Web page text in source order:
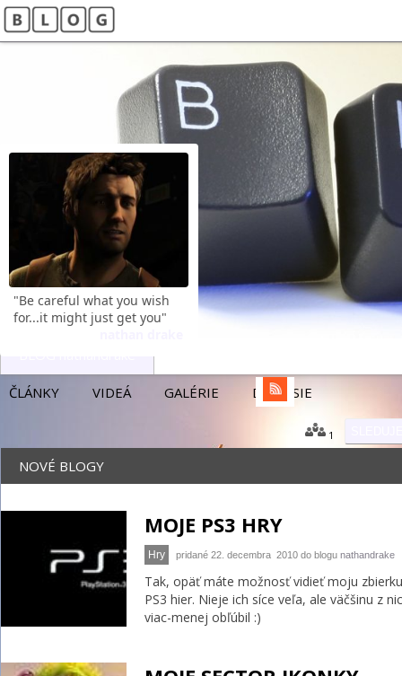
ČLÁNKY VIDEÁ GALÉRIE DISKUSIE
1
"Be careful what you wish
for...it might just get you"
NOVÉ BLOGY
MOJE PS3 HRY
Hry pridané 22. decembra 2010 do blogunathandrake
Tak, opäť máte možnosť vidieť moju
PS3 hier. Nieje ich síce veľa, ale väčšinu z
viac-menej obľúbil :)